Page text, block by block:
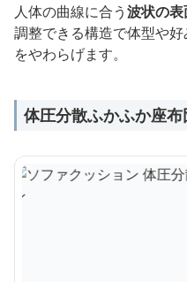
人体の曲線に合う波状の表
調整できる構造で体型や
をやわらげます。
体圧分散ふかふか座